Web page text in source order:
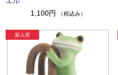
1,100円
（税込み）